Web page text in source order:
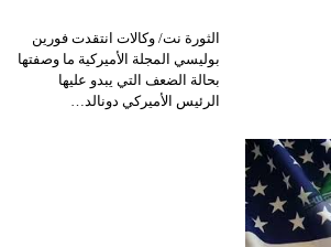
الثورة نت/ وكالات انتقدت فورين
بوليسي المجلة الأميركية ما وصفتها
بحالة الضعف التي يبدو عليها
الرئيس الأميركي دونالد…